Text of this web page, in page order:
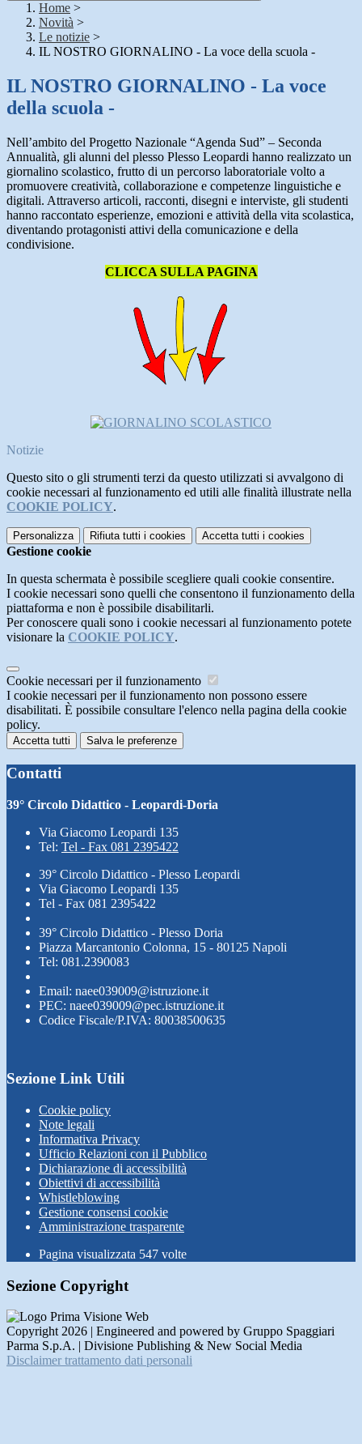
Home >
Novità >
Le notizie >
IL NOSTRO GIORNALINO - La voce della scuola -
IL NOSTRO GIORNALINO - La voce
della scuola -
Nell’ambito del Progetto Nazionale “Agenda Sud” – Seconda
Annualità, gli alunni del plesso Plesso Leopardi hanno realizzato un
giornalino scolastico, frutto di un percorso laboratoriale volto a
promuovere creatività, collaborazione e competenze linguistiche e
digitali. Attraverso articoli, racconti, disegni e interviste, gli studenti
hanno raccontato esperienze, emozioni e attività della vita scolastica,
diventando protagonisti attivi della comunicazione e della
condivisione.
CLICCA SULLA PAGINA
Notizie
Questo sito o gli strumenti terzi da questo utilizzati si avvalgono di
cookie necessari al funzionamento ed utili alle finalità illustrate nella
COOKIE POLICY.
Personalizza Rifiuta tutti i cookies Accetta tutti i cookies
Gestione cookie
In questa schermata è possibile scegliere quali cookie consentire.
I cookie necessari sono quelli che consentono il funzionamento della
piattaforma e non è possibile disabilitarli.
Per conoscere quali sono i cookie necessari al funzionamento potete
visionare la COOKIE POLICY.
Cookie necessari per il funzionamento
I cookie necessari per il funzionamento non possono essere
disabilitati. È possibile consultare l'elenco nella pagina della cookie
policy.
Accetta tutti Salva le preferenze
Contatti
39° Circolo Didattico - Leopardi-Doria
Via Giacomo Leopardi 135
Tel: Tel - Fax 081 2395422
39° Circolo Didattico - Plesso Leopardi
Via Giacomo Leopardi 135
Tel - Fax 081 2395422
39° Circolo Didattico - Plesso Doria
Piazza Marcantonio Colonna, 15 - 80125 Napoli
Tel: 081.2390083
Email: naee039009@istruzione.it
PEC: naee039009@pec.istruzione.it
Codice Fiscale/P.IVA: 80038500635
Sezione Link Utili
Cookie policy
Note legali
Informativa Privacy
Ufficio Relazioni con il Pubblico
Dichiarazione di accessibilità
Obiettivi di accessibilità
Whistleblowing
Gestione consensi cookie
Amministrazione trasparente
Pagina visualizzata 547 volte
Sezione Copyright
Copyright 2026 | Engineered and powered by Gruppo Spaggiari
Parma S.p.A. | Divisione Publishing & New Social Media
Disclaimer trattamento dati personali